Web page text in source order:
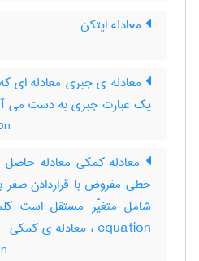
معادله ایتکن
معادله ی جبری معادله ای که
یک عبارت جبری به دست می
معادله کمکی معادله حاصل
خطی مفروض با قراردادن
equation ، معادله ی کمکی